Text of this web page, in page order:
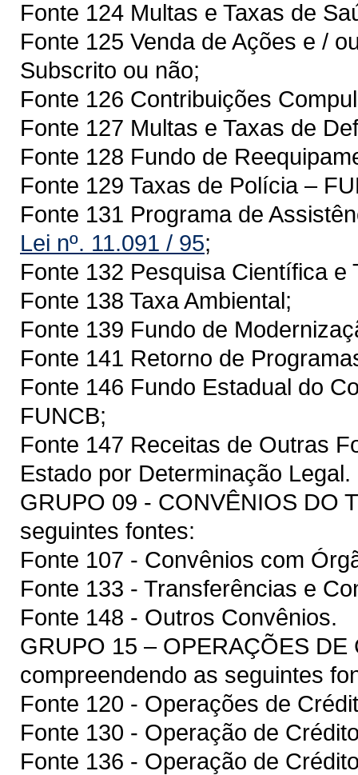
Fonte 124 Multas e Taxas de
Fonte 125 Venda de Ações e /
Subscrito ou não;
Fonte 126 Contribuições
Fonte 127 Multas e Taxas de
Fonte 128 Fundo de
Fonte 129 Taxas de Polícia –
Fonte 131 Programa de
Lei nº. 11.091 / 95;
Fonte 132 Pesquisa Científica e
Fonte 138 Taxa Ambiental;
Fonte 139 Fundo de
Fonte 141 Retorno de
Fonte 146 Fundo Estadual do
FUNCB;
Fonte 147 Receitas de Outras
Estado por Determinação Legal.
GRUPO 09 - CONVÊNIOS DO
seguintes fontes:
Fonte 107 - Convênios com
Fonte 133 - Transferências e
Fonte 148 - Outros Convênios.
GRUPO 15 – OPERAÇÕES
compreendendo as seguintes
Fonte 120 - Operações de
Fonte 130 - Operação de
Fonte 136 - Operação de